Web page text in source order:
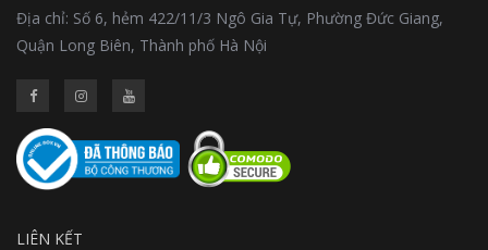
Địa chỉ: Số 6, hẻm 422/11/3 Ngô Gia Tự, Phường Đức Giang,
Quận Long Biên, Thành phố Hà Nội
LIÊN KẾT